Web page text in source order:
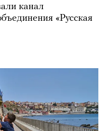
канал
«Русская